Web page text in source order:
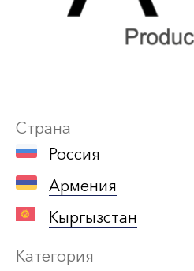
Страна
Россия
Армения
Кыргызстан
Категория